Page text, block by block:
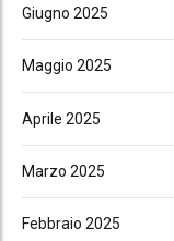
Giugno 2025
Maggio 2025
Aprile 2025
Marzo 2025
Febbraio 2025